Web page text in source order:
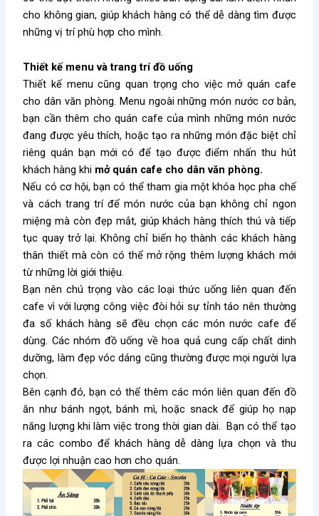
cho không gian, giúp khách hàng có thể dễ dàng tìm được
những vị trí phù hợp cho mình.
Thiết kế menu và trang trí đồ uống
Thiết kế menu cũng quan trọng cho việc mở quán cafe
cho dân văn phòng. Menu ngoài những món nước cơ bản,
bạn cần thêm cho quán cafe của mình những món nước
đang được yêu thích, hoặc tạo ra những món đặc biệt chỉ
riêng quán bạn mới có để tạo được điểm nhấn thu hút
khách hàng khi mở quán cafe cho dân văn phòng.
Nếu có cơ hội, bạn có thể tham gia một khóa học pha chế
và cách trang trí để món nước của bạn không chỉ ngon
miệng mà còn đẹp mắt, giúp khách hàng thích thú và tiếp
tục quay trở lại. Không chỉ biến họ thành các khách hàng
thân thiết mà còn có thể mở rộng thêm lượng khách mới
từ những lời giới thiệu.
Bạn nên chú trọng vào các loại thức uống liên quan đến
cafe vì với lượng công việc đòi hỏi sự tỉnh táo nên thường
đa số khách hàng sẽ đều chọn các món nước cafe để
dùng. Các nhóm đồ uống về hoa quả cung cấp chất dinh
dưỡng, làm đẹp vóc dáng cũng thường được mọi người lựa
chọn.
Bên cạnh đó, bạn có thể thêm các món liên quan đến đồ
ăn như bánh ngọt, bánh mì, hoặc snack để giúp họ nạp
năng lượng khi làm việc trong thời gian dài. Bạn có thể tạo
ra các combo để khách hàng dễ dàng lựa chọn và thu
được lợi nhuận cao hơn cho quán.